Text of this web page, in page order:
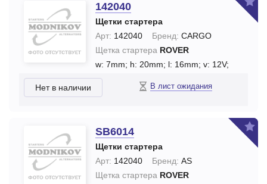
142040
Щетки стартера
Арт: 142040 Бренд: CARGO
Щетка стартера ROVER
w: 7mm; h: 20mm; l: 16mm; v: 12V;
Нет в наличии В лист ожидания
SB6014
Щетки стартера
Арт: 142040 Бренд: AS
Щетка стартера ROVER